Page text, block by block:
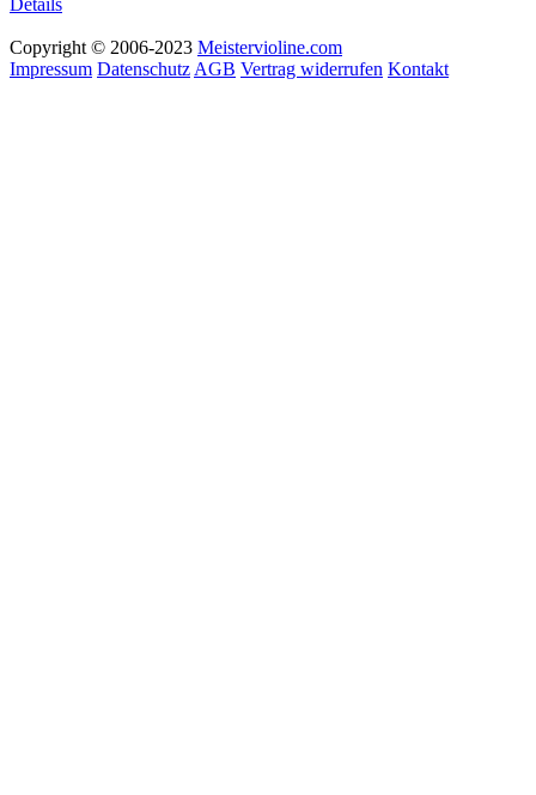
Copyright © 2006-2023 Meistervioline.com
Impressum Datenschutz AGB Vertrag widerrufen Kontakt